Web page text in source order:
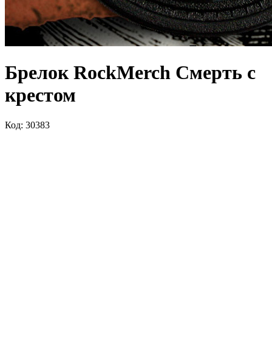
Брелок RockMerch Смерть с
крестом
Код: 30383